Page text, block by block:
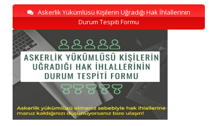
Askerlik Yükümlüsü Kişilerin Uğradığı Hak İhlallerinin
Durum Tespiti Formu